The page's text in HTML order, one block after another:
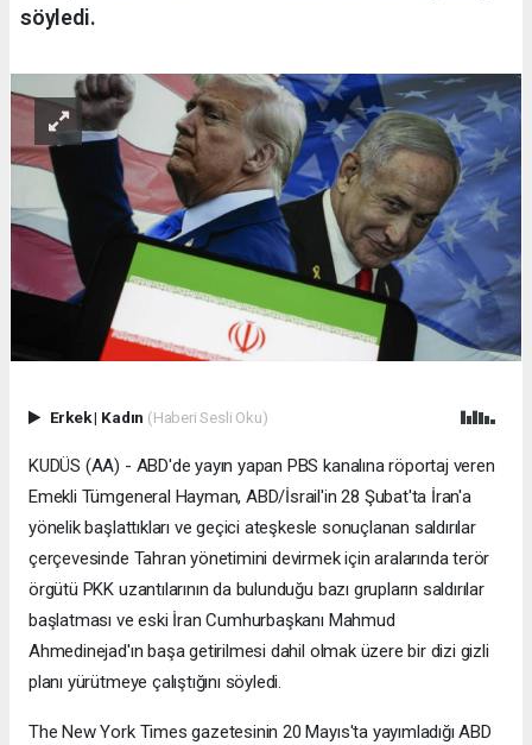
söyledi.
Erkek| Kadın (Haberi Sesli Oku)
KUDÜS (AA) - ABD'de yayın yapan PBS kanalına röportaj veren
Emekli Tümgeneral Hayman, ABD/İsrail'in 28 Şubat'ta İran'a
yönelik başlattıkları ve geçici ateşkesle sonuçlanan saldırılar
çerçevesinde Tahran yönetimini devirmek için aralarında terör
örgütü PKK uzantılarının da bulunduğu bazı grupların saldırılar
başlatması ve eski İran Cumhurbaşkanı Mahmud
Ahmedinejad'ın başa getirilmesi dahil olmak üzere bir dizi gizli
planı yürütmeye çalıştığını söyledi.
The New York Times gazetesinin 20 Mayıs'ta yayımladığı ABD